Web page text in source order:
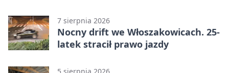
7 sierpnia 2026
Nocny drift we Włoszakowicach. 25-
latek stracił prawo jazdy
5 sierpnia 2026